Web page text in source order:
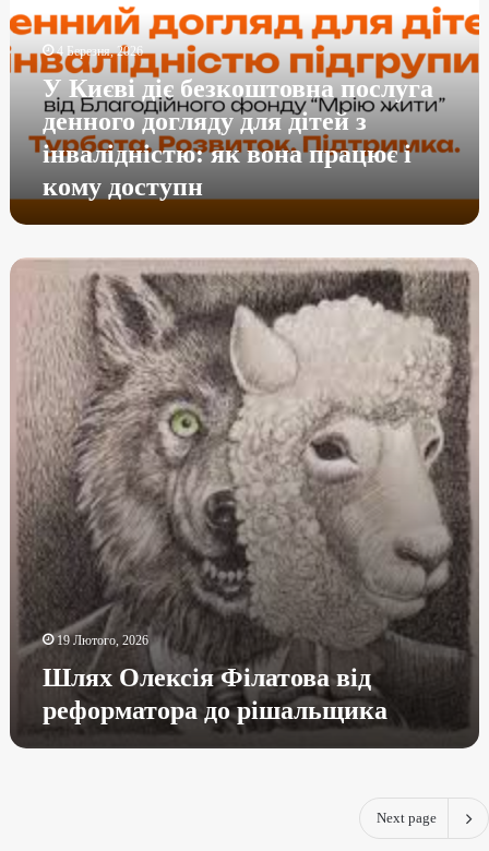
4 Березня, 2026
У Києві діє безкоштовна послуга
денного догляду для дітей з
інвалідністю: як вона працює і
кому доступн
19 Лютого, 2026
Шлях Олексія Філатова від
реформатора до рішальщика
Next page